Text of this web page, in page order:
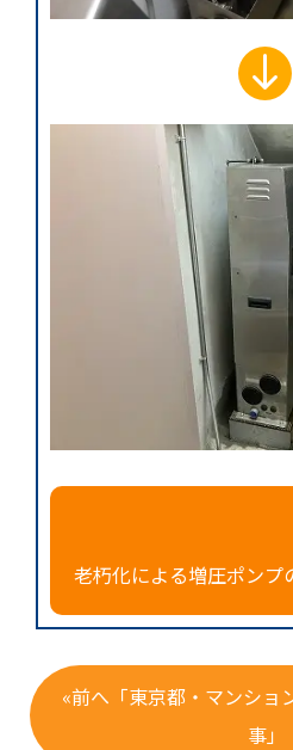
老朽化による増圧ポンプ
«前へ「東京都・マンショ
事」